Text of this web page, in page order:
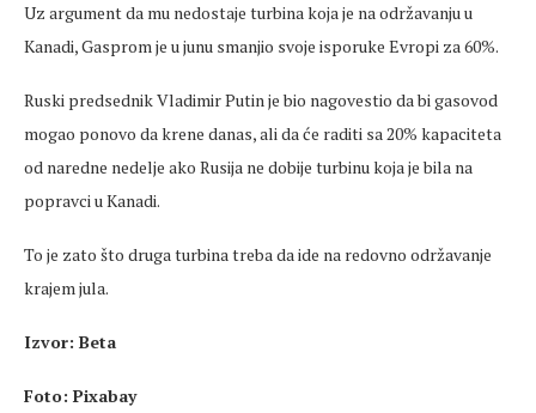
Uz argument da mu nedostaje turbina koja je na održavanju u
Kanadi, Gasprom je u junu smanjio svoje isporuke Evropi za 60%.
Ruski predsednik Vladimir Putin je bio nagovestio da bi gasovod
mogao ponovo da krene danas, ali da će raditi sa 20% kapaciteta
od naredne nedelje ako Rusija ne dobije turbinu koja je bila na
popravci u Kanadi.
To je zato što druga turbina treba da ide na redovno održavanje
krajem jula.
Izvor: Beta
Foto: Pixabay